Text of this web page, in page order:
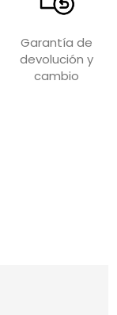
Garantía de
devolución y
cambio